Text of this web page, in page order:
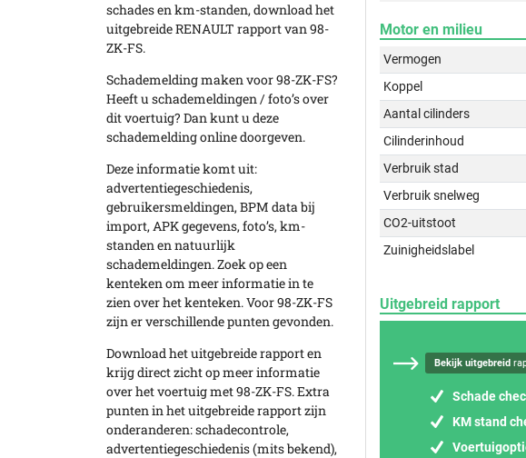
schades en km-standen, download het
uitgebreide RENAULT rapport van 98-
ZK-FS.
Schademelding maken voor 98-ZK-FS?
Heeft u schademeldingen / foto’s over
dit voertuig? Dan kunt u deze
schademelding online doorgeven.
Deze informatie komt uit:
advertentiegeschiedenis,
gebruikersmeldingen, BPM data bij
import, APK gegevens, foto’s, km-
standen en natuurlijk
schademeldingen. Zoek op een
kenteken om meer informatie in te
zien over het kenteken. Voor 98-ZK-FS
zijn er verschillende punten gevonden.
Download het uitgebreide rapport en
krijg direct zicht op meer informatie
over het voertuig met 98-ZK-FS. Extra
punten in het uitgebreide rapport zijn
onderanderen: schadecontrole,
advertentiegeschiedenis (mits bekend),
Motor en milieu
Vermogen
Koppel
Aantal cilinders
Cilinderinhoud
Verbruik stad
Verbruik snelweg
CO2-uitstoot
Zuinigheidslabel
Uitgebreid rapport
Bekijk uitgebreid
Schade
KM stand